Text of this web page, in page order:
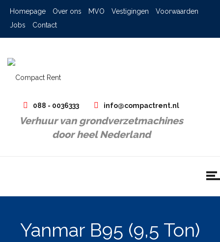
Homepage Over ons MVO Vestigingen
Voorwaarden
Jobs
Contact
088 - 0036333 info@compactrent.nl
Verhuur van grondverzetmachines
door heel Nederland
Yanmar B95 (9,5 Ton)